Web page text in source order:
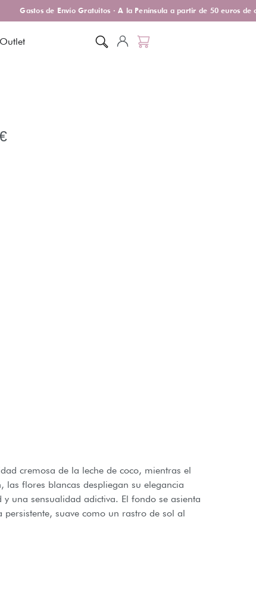
Gastos de Envío Gratuitos · A la Península a partir de 50 euros de
Outlet
cremosa de la leche de coco, mientras el
las flores blancas despliegan su elegancia
una sensualidad adictiva. El fondo se asienta
suave como un rastro de sol al